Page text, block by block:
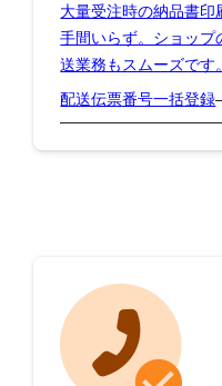
大量受注時の納品書
手間いらず。ショップ
送業務もスムーズです。
配送伝票番号一括登録